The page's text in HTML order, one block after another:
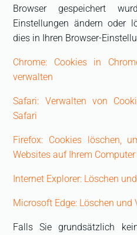
Browser gespeichert
Einstellungen ändern oder
dies in Ihren Browser-
Chrome: Cookies in
verwalten
Safari: Verwalten von
Safari
Firefox: Cookies löschen,
Websites auf Ihrem
Internet Explorer: Löschen
Microsoft Edge: Löschen und
Falls Sie grundsätzlich